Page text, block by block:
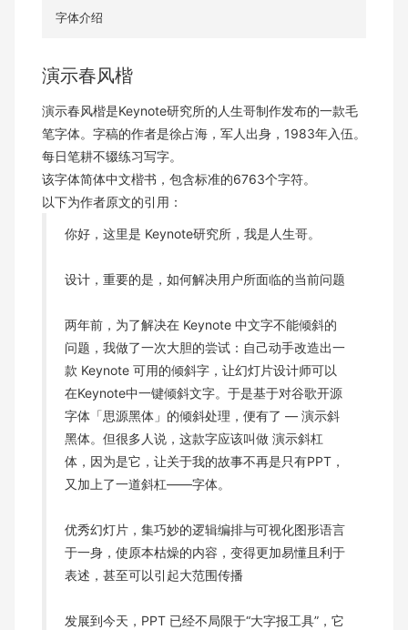
字体介绍
演示春风楷
演示春风楷是Keynote研究所的人生哥制作发布的一款毛
笔字体。字稿的作者是徐占海，军人出身，1983年入伍。
每日笔耕不辍练习写字。
该字体简体中文楷书，包含标准的6763个字符。
以下为作者原文的引用：
你好，这里是 Keynote研究所，我是人生哥。
设计，重要的是，如何解决用户所面临的当前问题
两年前，为了解决在 Keynote 中文字不能倾斜的
问题，我做了一次大胆的尝试：自己动手改造出一
款 Keynote 可用的倾斜字，让幻灯片设计师可以
在Keynote中一键倾斜文字。于是基于对谷歌开源
字体「思源黑体」的倾斜处理，便有了 — 演示斜
黑体。但很多人说，这款字应该叫做 演示斜杠
体，因为是它，让关于我的故事不再是只有PPT，
又加上了一道斜杠——字体。
优秀幻灯片，集巧妙的逻辑编排与可视化图形语言
于一身，使原本枯燥的内容，变得更加易懂且利于
表述，甚至可以引起大范围传播
发展到今天，PPT 已经不局限于“大字报工具”，它